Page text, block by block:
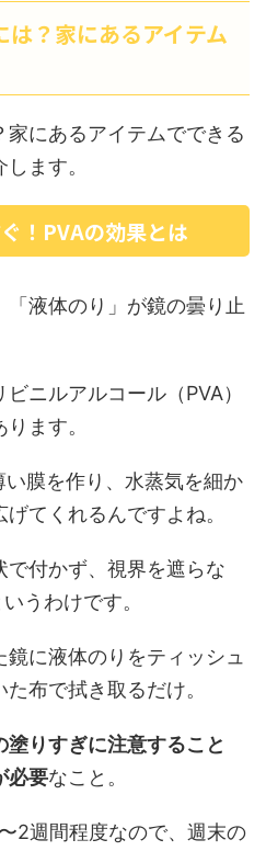
？家にあるアイテム
にあるアイテムでできる
ます。
！PVAの効果とは
液体のり」が鏡の曇り止
ニルアルコール（PVA）
ます。
膜を作り、水蒸気を細か
てくれるんですよね。
付かず、視界を遮らな
うわけです。
に液体のりをティッシュ
布で拭き取るだけ。
塗りすぎに注意すること
必要なこと。
2週間程度なので、週末の